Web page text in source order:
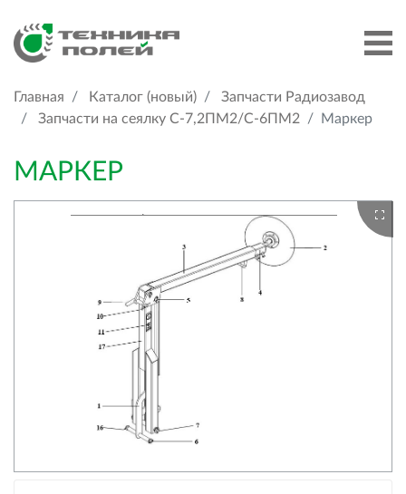
Главная Каталог (новый)
Запчасти Радиозавод
Запчасти на сеялку С-7,2ПМ2/C-6ПМ2
Маркер
МАРКЕР